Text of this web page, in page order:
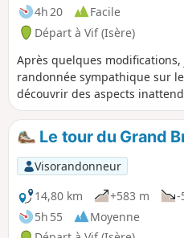
4h 20
Facile
Départ à Vif (Isère)
Après quelques
randonnée sympathique sur
découvrir des aspects
que des vues intéressantes
découvrirez également des
l'agglomération grenobloise.
Le tour du Grand
Visorandonneur
14,80 km
+583 m
-
5h 55
Moyenne